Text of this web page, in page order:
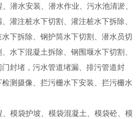
潜水安装、潜水作业、污水池清淤、
灌注桩水下切割、灌注桩水下拆除、
下拆除、钢护筒水下切割、潜水员切
水下混凝土拆除、钢围堰水下切割、
封堵，污水管道堵漏、排污管道封
测摄像、拦污栅水下安装、拦污栅水
模袋护坡、模袋混凝土、模袋砼、模